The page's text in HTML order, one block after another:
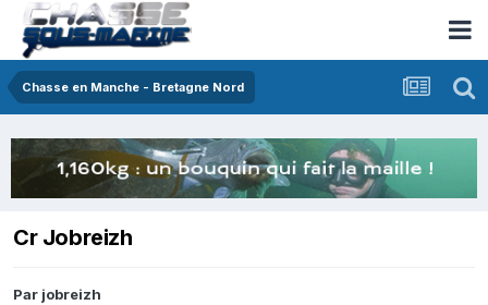
Chasse en Manche - Bretagne Nord
Cr Jobreizh
Par jobreizh